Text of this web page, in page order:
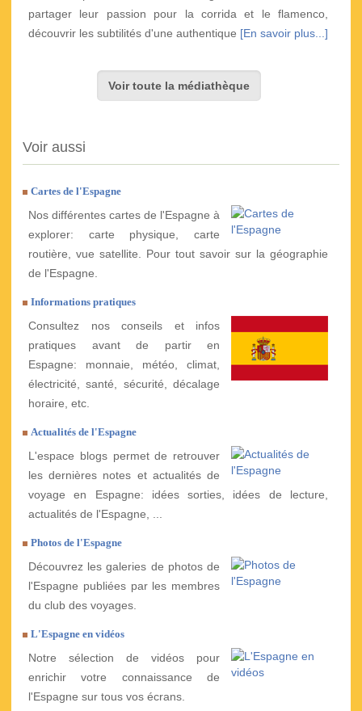
partager leur passion pour la corrida et le flamenco,
découvrir les subtilités d'une authentique [En savoir plus...]
Voir toute la médiathèque
Voir aussi
Cartes de l'Espagne
Nos différentes cartes de l'Espagne à
explorer: carte physique, carte
routière, vue satellite. Pour tout savoir sur la géographie
de l'Espagne.
Informations pratiques
Consultez nos conseils et infos
pratiques avant de partir en
Espagne: monnaie, météo, climat,
électricité, santé, sécurité, décalage
horaire, etc.
Actualités de l'Espagne
L'espace blogs permet de retrouver
les dernières notes et actualités de
voyage en Espagne: idées sorties, idées de lecture,
actualités de l'Espagne, ...
Photos de l'Espagne
Découvrez les galeries de photos de
l'Espagne publiées par les membres
du club des voyages.
L'Espagne en vidéos
Notre sélection de vidéos pour
enrichir votre connaissance de
l'Espagne sur tous vos écrans.